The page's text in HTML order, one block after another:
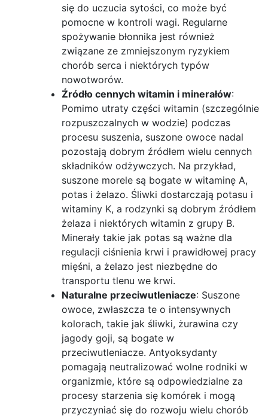
się do uczucia sytości, co może być
pomocne w kontroli wagi. Regularne
spożywanie błonnika jest również
związane ze zmniejszonym ryzykiem
chorób serca i niektórych typów
nowotworów.
Źródło cennych witamin i minerałów:
Pomimo utraty części witamin (szczególnie
rozpuszczalnych w wodzie) podczas
procesu suszenia, suszone owoce nadal
pozostają dobrym źródłem wielu cennych
składników odżywczych. Na przykład,
suszone morele są bogate w witaminę A,
potas i żelazo. Śliwki dostarczają potasu i
witaminy K, a rodzynki są dobrym źródłem
żelaza i niektórych witamin z grupy B.
Minerały takie jak potas są ważne dla
regulacji ciśnienia krwi i prawidłowej pracy
mięśni, a żelazo jest niezbędne do
transportu tlenu we krwi.
Naturalne przeciwutleniacze: Suszone
owoce, zwłaszcza te o intensywnych
kolorach, takie jak śliwki, żurawina czy
jagody goji, są bogate w
przeciwutleniacze. Antyoksydanty
pomagają neutralizować wolne rodniki w
organizmie, które są odpowiedzialne za
procesy starzenia się komórek i mogą
przyczyniać się do rozwoju wielu chorób